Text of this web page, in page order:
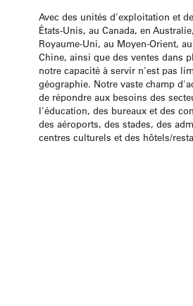
Avec des unités d'exploitation et
États-Unis, au Canada, en
Royaume-Uni, au Moyen-Orient,
Chine, ainsi que des ventes dans
notre capacité à servir n'est pas
géographie. Notre vaste champ
de répondre aux besoins des
l'éducation, des bureaux et des
des aéroports, des stades, des
centres culturels et des hôtels/